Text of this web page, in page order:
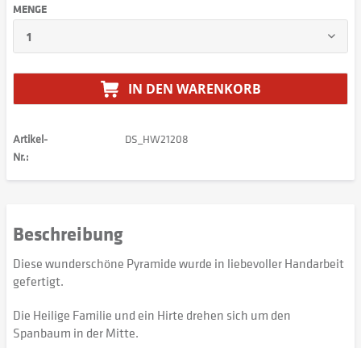
MENGE
IN DEN WARENKORB
Artikel-
Nr.:
DS_HW21208
Beschreibung
Diese wunderschöne Pyramide wurde in liebevoller Handarbeit
gefertigt.
Die Heilige Familie und ein Hirte drehen sich um den
Spanbaum in der Mitte.